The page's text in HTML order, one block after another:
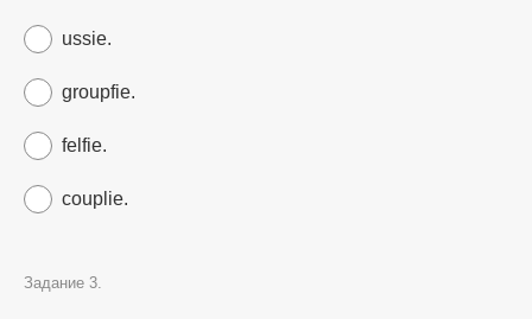
ussie.
groupfie.
felfie.
couplie.
Задание 3.